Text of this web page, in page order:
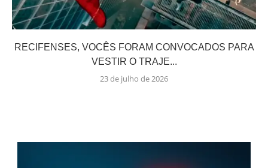
RECIFENSES, VOCÊS FORAM CONVOCADOS PARA
VESTIR O TRAJE...
23 de julho de 2026